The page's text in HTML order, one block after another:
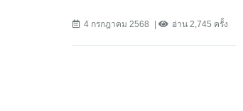
4 กรกฎาคม 2568 อ่าน 2,745 ครั้ง